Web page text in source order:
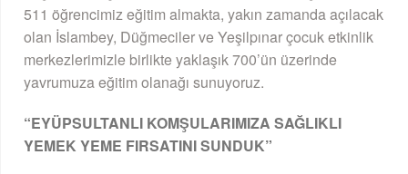
511 öğrencimiz eğitim almakta, yakın zamanda açılacak
olan İslambey, Düğmeciler ve Yeşilpınar çocuk etkinlik
merkezlerimizle birlikte yaklaşık 700’ün üzerinde
yavrumuza eğitim olanağı sunuyoruz.
“EYÜPSULTANLI KOMŞULARIMIZA SAĞLIKLI
YEMEK YEME FIRSATINI SUNDUK”